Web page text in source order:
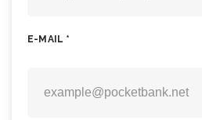
E-MAIL *